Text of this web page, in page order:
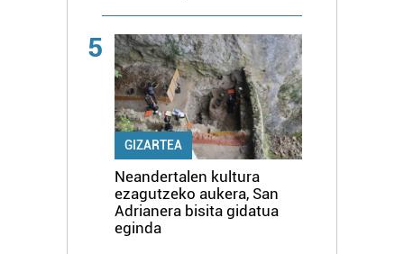
5
GIZARTEA
Neandertalen kultura
ezagutzeko aukera, San
Adrianera bisita gidatua
eginda